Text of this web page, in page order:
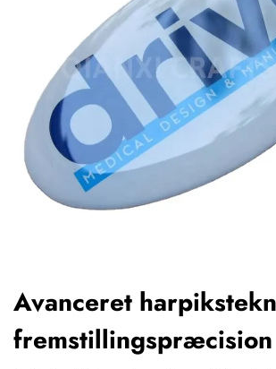
Avanceret
fremstillingspræcision